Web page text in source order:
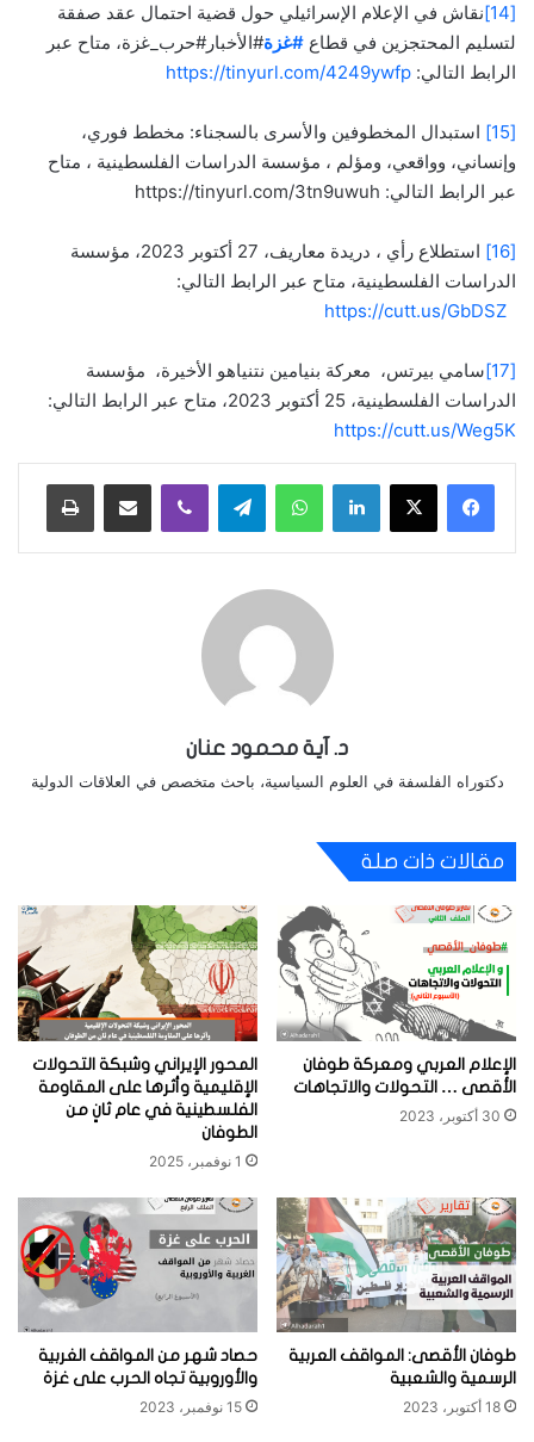
[14]
نقاش في الإعلام الإسرائيلي حول قضية احتمال عقد صفقة
لتسليم المحتجزين في قطاع #غزة#الأخبار#حرب_غزة، متاح عبر
الرابط التالي: https://tinyurl.com/4249ywfp
[15]
استبدال المخطوفين والأسرى بالسجناء: مخطط فوري،
وإنساني، وواقعي، ومؤلم ، مؤسسة الدراسات الفلسطينية ، متاح
عبر الرابط التالي: https://tinyurl.com/3tn9uwuh
[16]
استطلاع رأي ، دريدة معاريف، 27 أكتوبر 2023، مؤسسة
الدراسات الفلسطينية، متاح عبر الرابط التالي:
https://cutt.us/GbDSZ
[17]
سامي بيرتس، معركة بنيامين نتنياهو الأخيرة، مؤسسة
الدراسات الفلسطينية، 25 أكتوبر 2023، متاح عبر الرابط التالي:
https://cutt.us/Weg5K
لينكدإن واتساب
د. آية محمود عنان
دكتوراه الفلسفة في العلوم السياسية، باحث متخصص في العلاقات الدولية
مقالات ذات صلة
الإعلام العربي ومعركة طوفان
الأقصى … التحولات والاتجاهات
30 أكتوبر، 2023
المحور الإيراني وشبكة التحولات
الإقليمية وأثرها على المقاومة
الفلسطينية في عام ثانٍ من
الطوفان
1 نوفمبر، 2025
طوفان الأقصى: المواقف العربية
الرسمية والشعبية
18 أكتوبر، 2023
حصاد شهر من المواقف الغربية
والأوروبية تجاه الحرب على غزة
15 نوفمبر، 2023